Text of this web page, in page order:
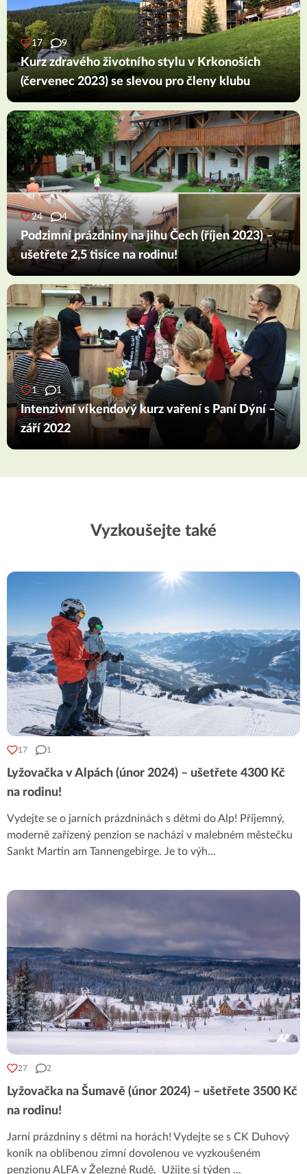
17 9
Kurz zdravého životního stylu v Krkonoších
(červenec 2023) se slevou pro členy klubu
24 4
Podzimní prázdniny na jihu Čech (říjen 2023) –
ušetřete 2,5 tisíce na rodinu!
1 1
Intenzivní víkendový kurz vaření s Paní Dýní –
září 2022
Vyzkoušejte také
17 1
Lyžovačka v Alpách (únor 2024) – ušetřete 4300 Kč
na rodinu!
Vydejte se o jarních prázdninách s dětmi do Alp! Příjemný,
moderně zařízený penzion se nachází v malebném městečku
Sankt Martin am Tannengebirge. Je to výh...
27 2
Lyžovačka na Šumavě (únor 2024) – ušetřete 3500 Kč
na rodinu!
Jarní prázdniny s dětmi na horách! Vydejte se s CK Duhový
koník na oblíbenou zimní dovolenou ve vyzkoušeném
penzionu ALFA v Železné Rudě. Užijte si týden ...